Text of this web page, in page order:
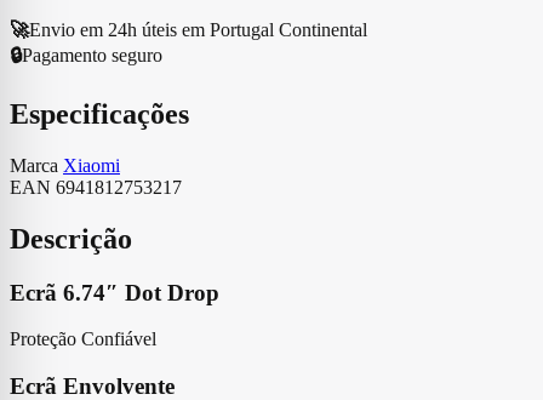
🚀Envio em 24h úteis em Portugal Continental
🔒Pagamento seguro
Especificações
Marca Xiaomi
EAN 6941812753217
Descrição
Ecrã 6.74″ Dot Drop
Proteção Confiável
Ecrã Envolvente